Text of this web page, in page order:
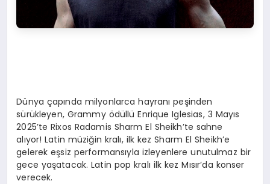
Dünya çapında milyonlarca hayranı peşinden
sürükleyen, Grammy ödüllü Enrique Iglesias, 3 Mayıs
2025’te Rixos Radamis Sharm El Sheikh’te sahne
alıyor! Latin müziğin kralı, ilk kez Sharm El Sheikh’e
gelerek eşsiz performansıyla izleyenlere unutulmaz bir
gece yaşatacak. Latin pop kralı ilk kez Mısır’da konser
verecek.